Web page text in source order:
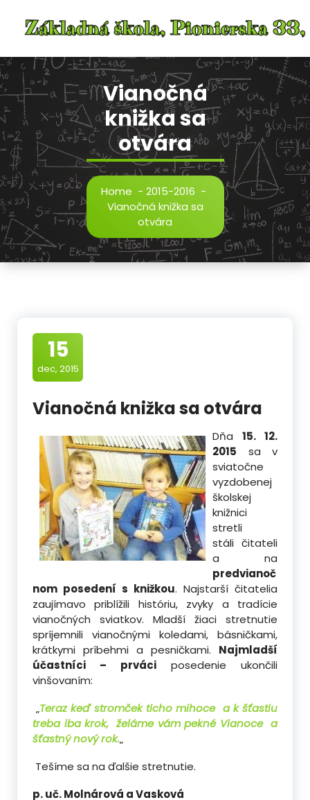
content
Vianočná
knižka sa
otvára
Home - 2015-2016 -
Vianočná knižka sa
otvára
15
dec, 2015
Vianočná knižka sa otvára
Dňa 15. 12.
2015 sa v
sviatočne
vyzdobenej
školskej
knižnici
stretli
stáli čitateli
a na
predvianoč
nom posedení s knižkou. Najstarší čitatelia
zaujímavo priblížili históriu, zvyky a tradície
vianočných sviatkov. Mladší žiaci stretnutie
spríjemnili vianočnými koledami, básničkami,
krátkymi príbehmi a pesničkami. Najmladší
účastníci – prváci posedenie ukončili
vinšovaním:
„Teraz keď stromček ticho mihoce a k šťastiu
treba iba krok, želáme vám pekné Vianoce a
šťastný nový rok.„
Tešíme sa na ďalšie stretnutie.
p. uč. Molnárová a Vasková